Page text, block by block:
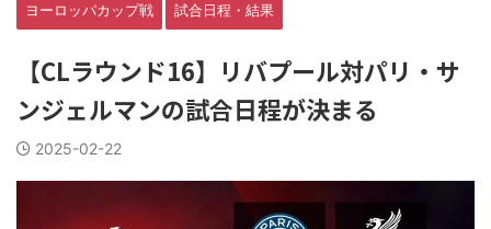
ヨーロッパカップ戦 試合日程・結果
【CLラウンド16】リバプール対パリ・サ
ンジェルマンの試合日程が決まる
2025-02-22